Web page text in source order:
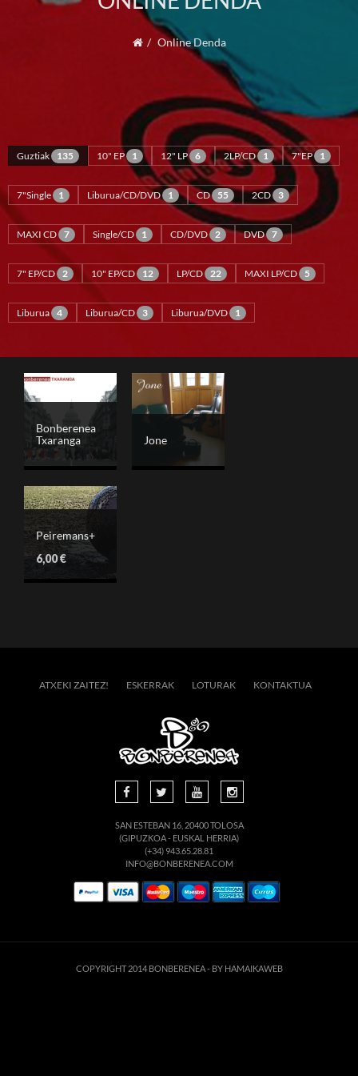
Online Denda
Guztiak 135 10" EP 1 12" LP 6 2LP/CD 1 7"EP 1
7"Single 1 Liburua/CD/DVD 1 CD 55 2CD 3
MAXI CD 7 Single/CD 1 CD/DVD 2 DVD 7
7" EP/CD 2 10" EP/CD 12 LP/CD 22 MAXI LP/CD 5
Liburua 4 Liburua/CD 3 Liburua/DVD 1
Bonberenea
Txaranga
Jone
Peiremans+
6,00€
ATXEKI ZAITEZ! ESKERRAK LOTURAK KONTAKTUA
SAN ESTEBAN 16, 20400 TOLOSA
(GIPUZKOA - EUSKAL HERRIA)
(+34) 943.65.28.81
INFO@BONBERENEA.COM
COPYRIGHT 2014 BONBERENEA - BY HAMAIKAWEB